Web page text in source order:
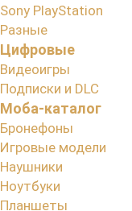
Sony PlayStation
Разные
Цифровые
Видеоигры
Подписки и DLC
Моба-каталог
Бронефоны
Игровые модели
Наушники
Ноутбуки
Планшеты